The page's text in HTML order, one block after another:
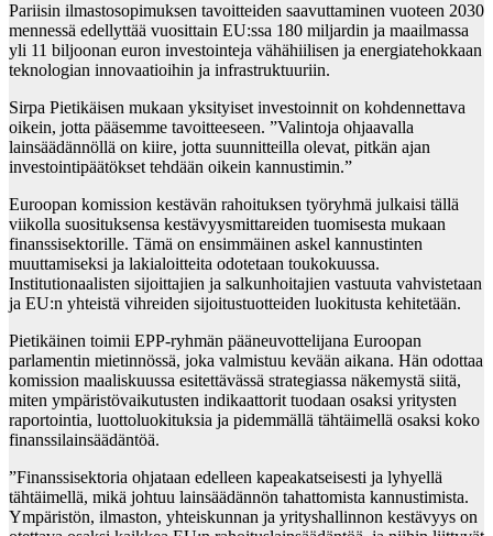
Pariisin ilmastosopimuksen tavoitteiden saavuttaminen vuoteen 2030
mennessä edellyttää vuosittain EU:ssa 180 miljardin ja maailmassa
yli 11 biljoonan euron investointeja vähähiilisen ja energiatehokkaan
teknologian innovaatioihin ja infrastruktuuriin.
Sirpa Pietikäisen mukaan yksityiset investoinnit on kohdennettava
oikein, jotta pääsemme tavoitteeseen. ”Valintoja ohjaavalla
lainsäädännöllä on kiire, jotta suunnitteilla olevat, pitkän ajan
investointipäätökset tehdään oikein kannustimin.”
Euroopan komission kestävän rahoituksen työryhmä julkaisi tällä
viikolla suosituksensa kestävyysmittareiden tuomisesta mukaan
finanssisektorille. Tämä on ensimmäinen askel kannustinten
muuttamiseksi ja lakialoitteita odotetaan toukokuussa.
Institutionaalisten sijoittajien ja salkunhoitajien vastuuta vahvistetaan
ja EU:n yhteistä vihreiden sijoitustuotteiden luokitusta kehitetään.
Pietikäinen toimii EPP-ryhmän pääneuvottelijana Euroopan
parlamentin mietinnössä, joka valmistuu kevään aikana. Hän odottaa
komission maaliskuussa esitettävässä strategiassa näkemystä siitä,
miten ympäristövaikutusten indikaattorit tuodaan osaksi yritysten
raportointia, luottoluokituksia ja pidemmällä tähtäimellä osaksi koko
finanssilainsäädäntöä.
”Finanssisektoria ohjataan edelleen kapeakatseisesti ja lyhyellä
tähtäimellä, mikä johtuu lainsäädännön tahattomista kannustimista.
Ympäristön, ilmaston, yhteiskunnan ja yrityshallinnon kestävyys on